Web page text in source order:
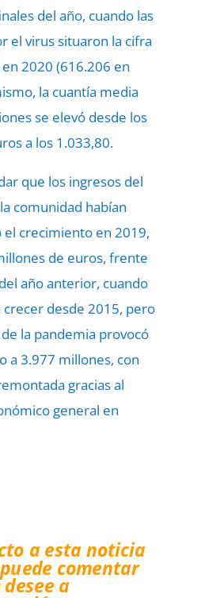
del año, cuando las
el virus situaron la cifra
2020 (616.206 en
la cuantía media
se elevó desde los
a los 1.033,80.
que los ingresos del
comunidad habían
el crecimiento en 2019,
de euros, frente
año anterior, cuando
crecer desde 2015, pero
la pandemia provocó
a 3.977 millones, con
gracias al
general en
a esta noticia
comentar
a